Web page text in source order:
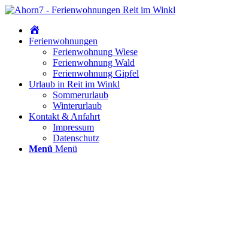
Ferienwohnungen
Ferienwohnung Wiese
Ferienwohnung Wald
Ferienwohnung Gipfel
Urlaub in Reit im Winkl
Sommerurlaub
Winterurlaub
Kontakt & Anfahrt
Impressum
Datenschutz
Menü Menü